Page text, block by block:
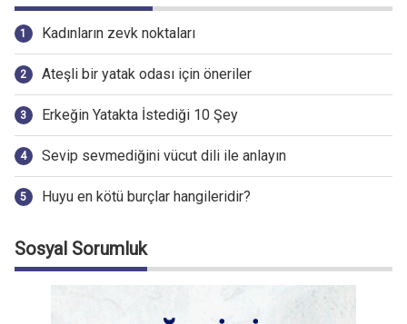
Kadınların zevk noktaları
Ateşli bir yatak odası için öneriler
Erkeğin Yatakta İstediği 10 Şey
Sevip sevmediğini vücut dili ile anlayın
Huyu en kötü burçlar hangileridir?
Sosyal Sorumluk